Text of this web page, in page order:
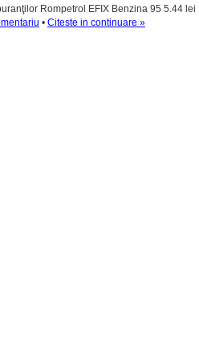
Rompetrol EFIX Benzina 95 5.44 lei
• Citeste in continuare »